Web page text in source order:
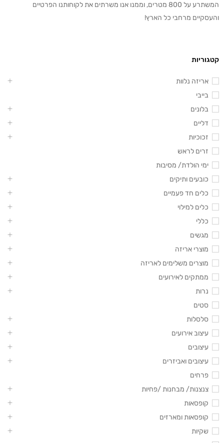
המשתרע על 800 מטרים, וממנו אנו משרתים את לקוחותנו הפרטיים
והעסקיים מרחבי כל הארץ!
קטגוריות
אריזה נלוות
בייבי
בלונים
דליים
זכוכיות
זרים לראש
ימי הולדת/ מסיבות
כובעים ותיקים
כלים חד פעמיים
כלים למילוי
כללי
מגשים
מוצרי אריזה
מוצרים משלימים לאריזה
ממתקים לאירועים
נרות
סטים
סלסלות
עיצוב אירועים
עיצובים
עיצובים ואביזרים
פרחים
צנצנות/ מבחנות /פחיות
קופסאות
קופסאות ומארזים
שקיות